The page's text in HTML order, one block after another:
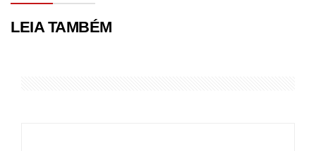
LEIA TAMBÉM